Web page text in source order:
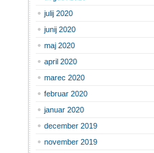
julij 2020
junij 2020
maj 2020
april 2020
marec 2020
februar 2020
januar 2020
december 2019
november 2019